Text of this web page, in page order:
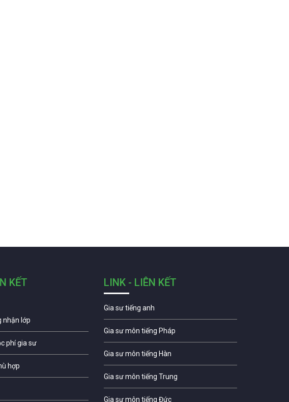
KẾT
nhận lớp
phí gia sư
hợp
LINK - LIÊN KẾT
Gia sư tiếng anh
Gia sư môn tiếng Pháp
Gia sư môn tiếng Hàn
Gia sư môn tiếng Trung
Gia sư môn tiếng Đức